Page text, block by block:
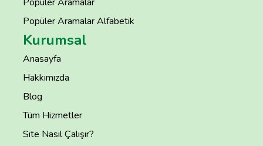
Popüler Aramalar Alfabetik
Kurumsal
Anasayfa
Hakkımızda
Blog
Tüm Hizmetler
Site Nasıl Çalışır?